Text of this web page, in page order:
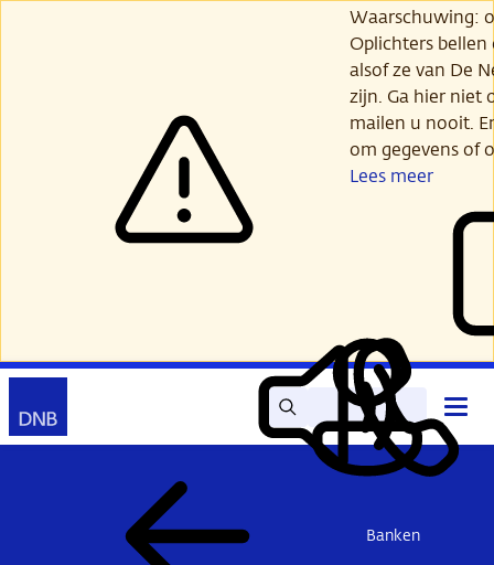
Waarschuwing:
Oplichters
alsof ze van De
zijn. Ga hier niet
mailen u nooit.
om gegevens of
Lees meer
Zoek Lees
voor
Mijn
DNB
Contact
Banken